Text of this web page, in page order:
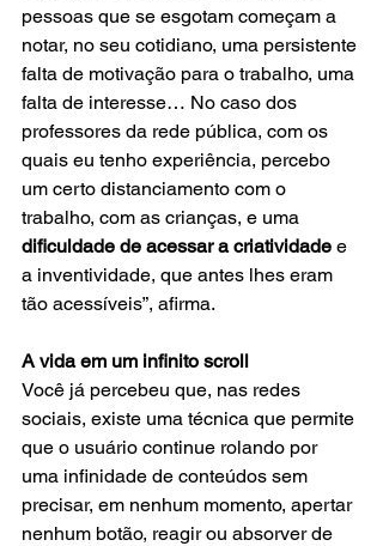
pessoas que se esgotam começam a
notar, no seu cotidiano, uma persistente
falta de motivação para o trabalho, uma
falta de interesse… No caso dos
professores da rede pública, com os
quais eu tenho experiência, percebo
um certo distanciamento com o
trabalho, com as crianças, e uma
dificuldade de acessar a criatividade e
a inventividade, que antes lhes eram
tão acessíveis”, afirma.
A vida em um infinito scroll
Você já percebeu que, nas redes
sociais, existe uma técnica que permite
que o usuário continue rolando por
uma infinidade de conteúdos sem
precisar, em nenhum momento, apertar
nenhum botão, reagir ou absorver de